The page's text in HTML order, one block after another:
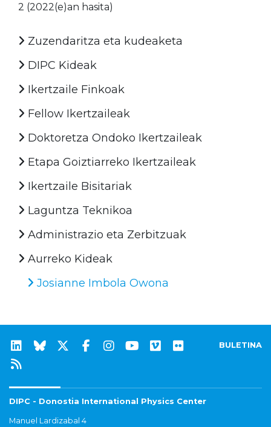
2 (2022(e)an hasita)
Zuzendaritza eta kudeaketa
DIPC Kideak
Ikertzaile Finkoak
Fellow Ikertzaileak
Doktoretza Ondoko Ikertzaileak
Etapa Goiztiarreko Ikertzaileak
Ikertzaile Bisitariak
Laguntza Teknikoa
Administrazio eta Zerbitzuak
Aurreko Kideak
Josianne Imbola Owona
BULETINA
DIPC - Donostia International Physics Center
Manuel Lardizabal 4